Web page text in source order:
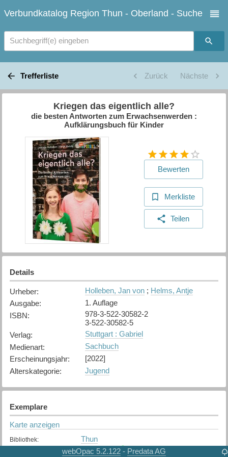
Verbundkatalog Region Thun - Oberland - Suche
Suchbegriff(e) eingeben
Trefferliste Zurück Nächste
Kriegen das eigentlich alle?
die besten Antworten zum Erwachsenwerden :
Aufklärungsbuch für Kinder
Bewerten
Merkliste
Teilen
Details
Urheber: Holleben, Jan von; Helms, Antje
Ausgabe:
1. Auflage
ISBN:
978-3-522-30582-2
3-522-30582-5
Verlag:
Stuttgart : Gabriel
Medienart:
Sachbuch
Erscheinungsjahr:
[2022]
Alterskategorie: Jugend
Exemplare
Karte anzeigen
Bibliothek: Thun
Verfügbar
webOpac 5.2.122 - Predata AG